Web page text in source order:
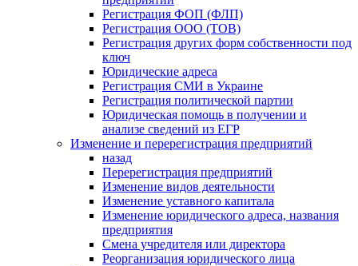
Регистрация ФОП (ФЛП)
Регистрация ООО (ТОВ)
Регистрация других форм собственности под
ключ
Юридические адреса
Регистрация СМИ в Украине
Регистрация политической партии
Юридическая помощь в получении и
анализе сведений из ЕГР
Изменение и перерегистрация предприятий
назад
Перерегистрация предприятий
Изменение видов деятельности
Изменение уставного капитала
Изменение юридического адреса, названия
предприятия
Смена учредителя или директора
Реорганизация юридического лица